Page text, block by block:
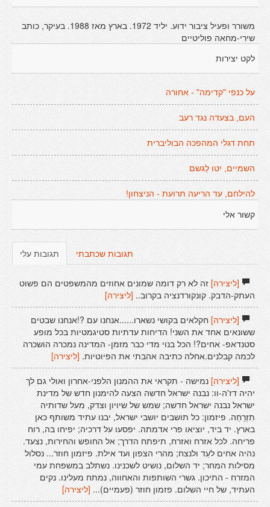
משורר ופעיל ציבור ידוע. יליד 1972. בארץ מאז 1988. בעיקר, כותב
שירי-מחאה פוליטיים
לקט יצירות
על כנפי "קדימה" - אחורה
העם, בצעדה נגד רעב
תחת דגלי המהפכה הבוליברית
השמיים, יִטו לַגשם
להילחם, עד הריעה תרועת - הניצחון!
קשור אלי
תגובות עלי תגובות שכתבתי
[ליצירה]זה לא רק דומה שמונים אחוזים מהמשפטים הם פשוט
העתק-הדבק. קונקורדנציה בקרוב.. [ליצירה]
[ליצירה]חקלאים בקושי נשארו......אנחנו עם ?!אנחנו שבטים
ששונאים אחד את השני! הדיחות עדתיות סטיגמטיות בכל מופע
סטנדאפ- אחים?! הכל בנוי מדי כבר מזמן- המדינה נמכרה הושכרה
לכמה קבלנים.אחלה כתיבה אהבתי את הפיוטיות. [ליצירה]
[ליצירה]נמישה - תקראי את ההמנון הלפני-אחרון ואולי גם לך
יהיה דז'ה-וו: נבנה ישראל חדשה הצעה להימנון חדש של מדינת
ישראל נבנה ישראל חדשה; שמש של שיויון וצדק, מעל שדותיה
תִזְרָחַה. פיזמון: כל תושבים יושבי ישראל, יבנו עתיד משותף כאן
בארץ. יד ביד, יוציאו פרי אדמתה. יפסעו על דרכיה; יפיחו בה, רוח
פריחה. לכל אזרח ואזרח, תיפתח הדרך; אל החופש והחירות, נצעד.
נהיה אחים לעַד ולנצח; מהרי הצפון ועד אילת. פיזמון חוזר... נסלול
מסילות המחר; יד השלום, נושיט לשכנינו. נשתלב במשפחת עמי
המזרח - התיכון. גשרי השותפות והאחווה, נמתח מעלינו. נקים
העתיד, של חיי השלום. פזמון חוזר (פעמיים)... [ליצירה]